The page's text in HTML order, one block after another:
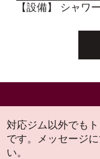
【設備】 シャワ
対応ジム以外でも
です。メッセージ
い。